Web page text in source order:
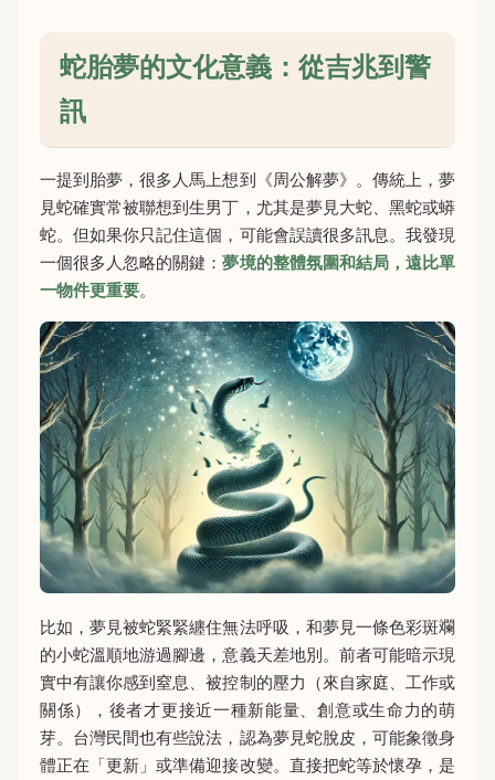
蛇胎夢的文化意義：從吉兆到警
訊
一提到胎夢，很多人馬上想到《周公解夢》。傳統上，夢
見蛇確實常被聯想到生男丁，尤其是夢見大蛇、黑蛇或蟒
蛇。但如果你只記住這個，可能會誤讀很多訊息。我發現
一個很多人忽略的關鍵：夢境的整體氛圍和結局，遠比單
一物件更重要。
比如，夢見被蛇緊緊纏住無法呼吸，和夢見一條色彩斑斕
的小蛇溫順地游過腳邊，意義天差地別。前者可能暗示現
實中有讓你感到窒息、被控制的壓力（來自家庭、工作或
關係），後者才更接近一種新能量、創意或生命力的萌
芽。台灣民間也有些說法，認為夢見蛇脫皮，可能象徵身
體正在「更新」或準備迎接改變。直接把蛇等於懷孕，是